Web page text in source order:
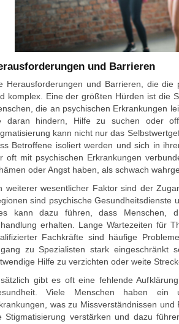
und Barrieren
Herausforderungen und Barrieren, die
komplex. Eine der größten Hürden ist die
die an psychischen Erkrankungen
daran hindern, Hilfe zu suchen oder
kann nicht nur das
Betroffene isoliert werden und sich in
oft mit psychischen Erkrankungen
oder Angst haben, als schwach
weiterer wesentlicher Faktor sind der
sind psychische Gesundheitsdienste
kann dazu führen, dass Menschen,
erhalten. Lange Wartezeiten für
Fachkräfte sind häufige
zu Spezialisten stark eingeschränkt
Hilfe zu verzichten oder weite
gibt es oft eine fehlende
Viele Menschen haben ein
was zu Missverständnissen
Stigmatisierung verstärken und dazu